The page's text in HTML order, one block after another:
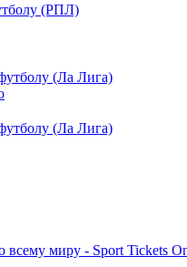
(РПЛ)
(Ла Лига)
(Ла Лига)
всему миру - Sport Tickets